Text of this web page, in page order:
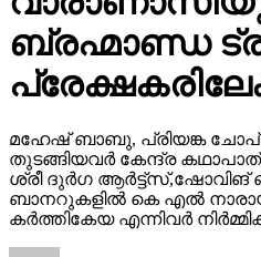
ബ്രഹ്മാണ്ഡ
മഹേഷ് ബാബു, പ്രിയങ്ക
തുടങ്ങിയവർ കേന്ദ്ര
ശ്രീ ദുർഗ ആർട്ട്സ്,ഷോവിങ്
ബാനറുകളിൽ കെ എൽ
കർത്തികേയ എന്നിവർ